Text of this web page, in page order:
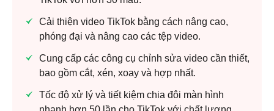
Cải thiện video TikTok bằng cách nâng cao,
phóng đại và nâng cao các tệp video.
Cung cấp các công cụ chỉnh sửa video cần thiết,
bao gồm cắt, xén, xoay và hợp nhất.
Tốc độ xử lý và tiết kiệm chia đôi màn hình